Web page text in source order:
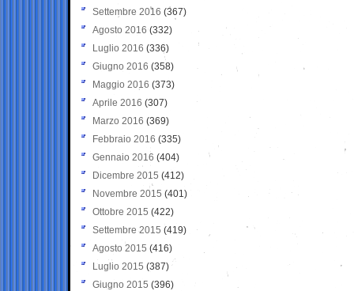
Settembre 2016 (367)
Agosto 2016 (332)
Luglio 2016 (336)
Giugno 2016 (358)
Maggio 2016 (373)
Aprile 2016 (307)
Marzo 2016 (369)
Febbraio 2016 (335)
Gennaio 2016 (404)
Dicembre 2015 (412)
Novembre 2015 (401)
Ottobre 2015 (422)
Settembre 2015 (419)
Agosto 2015 (416)
Luglio 2015 (387)
Giugno 2015 (396)